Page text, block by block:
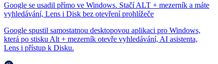
Google se usadil přímo ve Windows. Stačí ALT + mezerník a máte
vyhledávání, Lens i Disk bez otevření prohlížeče
Google spustil samostatnou desktopovou aplikaci pro Windows,
která po stisku Alt + mezerník otevře vyhledávání, AI asistenta,
Lens i přístup k Disku.